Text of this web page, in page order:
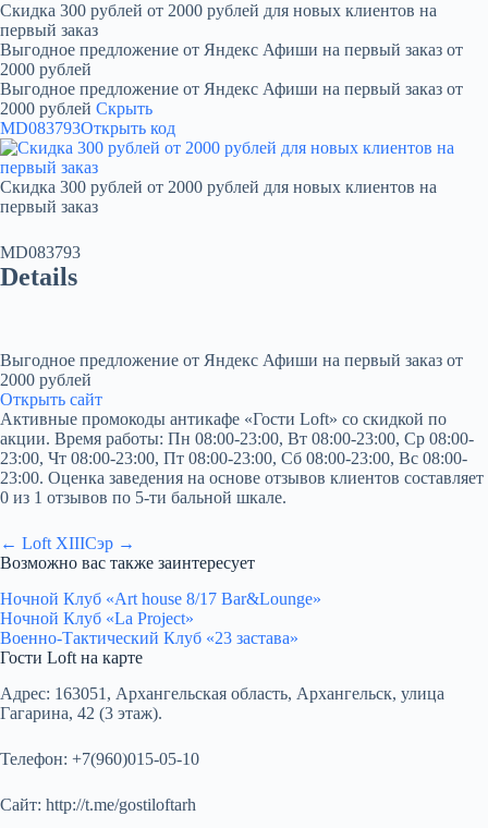
Скидка 300 рублей от 2000 рублей для новых клиентов на
первый заказ
Выгодное предложение от Яндекс Афиши на первый заказ от
2000 рублей
Выгодное предложение от Яндекс Афиши на первый заказ от
2000 рублей Скрыть
MD083793Открыть код
Скидка 300 рублей от 2000 рублей для новых клиентов на
первый заказ
MD083793
Details
Выгодное предложение от Яндекс Афиши на первый заказ от
2000 рублей
Открыть сайт
Активные промокоды антикафе «Гости Loft» со скидкой по
акции. Время работы: Пн 08:00-23:00, Вт 08:00-23:00, Ср 08:00-
23:00, Чт 08:00-23:00, Пт 08:00-23:00, Сб 08:00-23:00, Вс 08:00-
23:00. Оценка заведения на основе отзывов клиентов составляет
0 из 1 отзывов по 5-ти бальной шкале.
← Loft XIIIСэр →
Возможно вас также заинтересует
Ночной Клуб «Art house 8/17 Bar&Lounge»
Ночной Клуб «La Project»
Военно-Тактический Клуб «23 застава»
Гости Loft на карте
Адрес: 163051, Архангельская область, Архангельск, улица
Гагарина, 42 (3 этаж).
Телефон: +7(960)015-05-10
Сайт: http://t.me/gostiloftarh